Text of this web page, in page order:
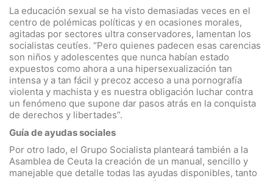
La educación sexual se ha visto demasiadas veces en el
centro de polémicas políticas y en ocasiones morales,
agitadas por sectores ultra conservadores, lamentan los
socialistas ceutíes. “Pero quienes padecen esas carencias
son niños y adolescentes que nunca habían estado
expuestos como ahora a una hipersexualización tan
intensa y a tan fácil y precoz acceso a una pornografía
violenta y machista y es nuestra obligación luchar contra
un fenómeno que supone dar pasos atrás en la conquista
de derechos y libertades”.
Guía de ayudas sociales
Por otro lado, el Grupo Socialista planteará también a la
Asamblea de Ceuta la creación de un manual, sencillo y
manejable que detalle todas las ayudas disponibles, tanto